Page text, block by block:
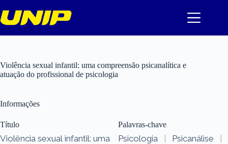
para
o
Violência sexual infantil: uma compreensão psicanalítica e
atuação do profissional de psicologia
Informações
Título
Violência sexual infantil: uma
Palavras-chave
Psicologia | Psicanálise
|